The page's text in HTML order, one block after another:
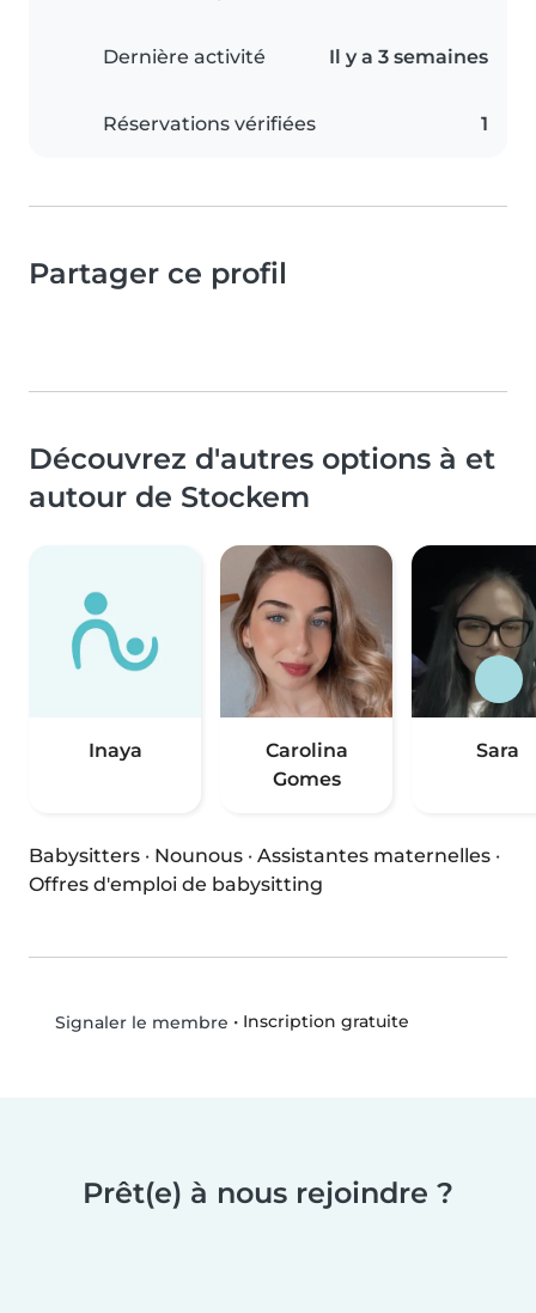
Dernière activité Il y a 3 semaines
Réservations vérifiées 1
Partager ce profil
Découvrez d'autres options à et
autour de Stockem
Inaya
Carolina
Gomes
Sara
Babysitters · Nounous · Assistantes maternelles ·
Offres d'emploi de babysitting
Signaler le membre • Inscription gratuite
Prêt(e) à nous rejoindre ?